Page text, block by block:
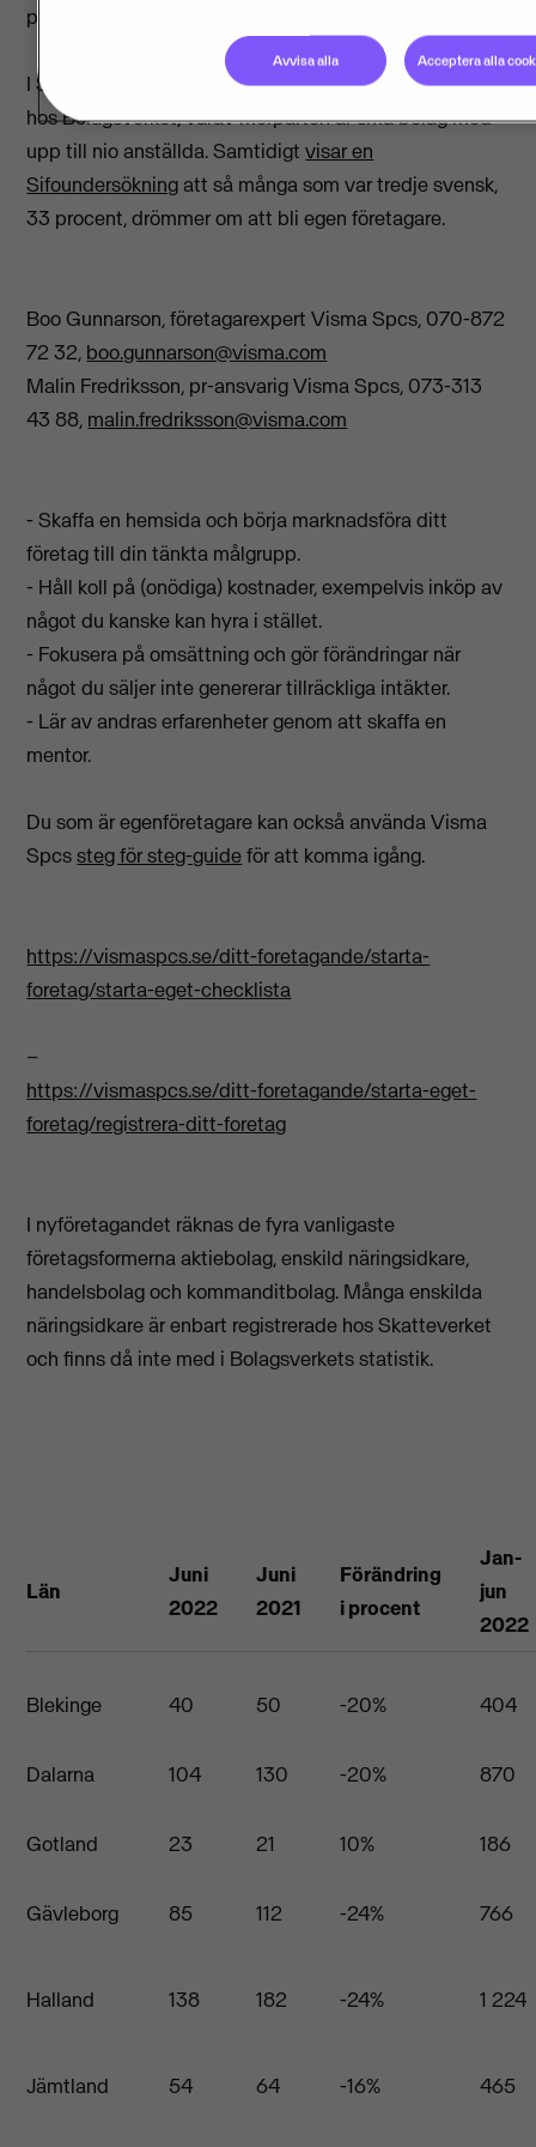
period förra året, då 40 108 nya företag startade.
I Sverige finns omkring en miljon företag registrerade
hos Bolagsverket, varav merparten är små bolag med
upp till nio anställda. Samtidigtvisar en
Sifoundersökningatt så många som var tredje svensk,
33 procent, drömmer om att bli egen företagare.
Boo Gunnarson, företagarexpert Visma Spcs, 070-872
72 32, boo.gunnarson@visma.com
Malin Fredriksson, pr-ansvarig Visma Spcs, 073-313
43 88, malin.fredriksson@visma.com
- Skaffa en hemsida och börja marknadsföra ditt
företag till din tänkta målgrupp.
- Håll koll på (onödiga) kostnader, exempelvis inköp av
något du kanske kan hyra i stället.
- Fokusera på omsättning och gör förändringar när
något du säljer inte genererar tillräckliga intäkter.
- Lär av andras erfarenheter genom att skaffa en
mentor.
Du som är egenföretagare kan också använda Visma
Spcssteg för steg-guideför att komma igång.
https://vismaspcs.se/ditt-foretagande/starta-
foretag/starta-eget-checklista
–
https://vismaspcs.se/ditt-foretagande/starta-eget-
foretag/registrera-ditt-foretag
I nyföretagandet räknas de fyra vanligaste
företagsformerna aktiebolag, enskild näringsidkare,
handelsbolag och kommanditbolag. Många enskilda
näringsidkare är enbart registrerade hos Skatteverket
och finns då inte med i Bolagsverkets statistik.
Län
Juni
2022
Juni
2021
Förändring
i procent
Jan-
jun
2022
Blekinge 40 50 -20% 404
Dalarna 104 130 -20% 870
Gotland 23 21 10% 186
Gävleborg 85 112 -24% 766
Halland 138 182 -24% 1 224
Jämtland 54 64 -16% 465
Avvisa alla Acceptera alla